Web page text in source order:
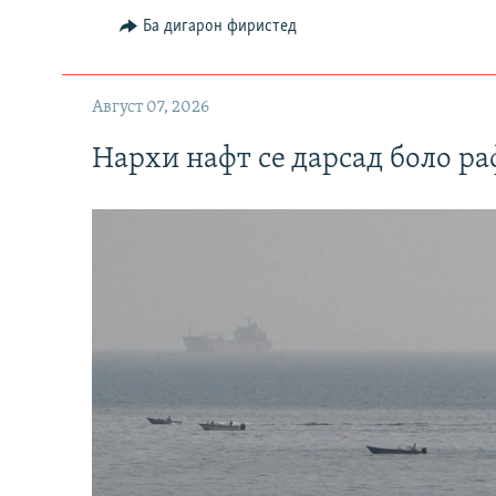
Ба дигарон фиристед
Август 07, 2026
Нархи нафт се дарсад боло